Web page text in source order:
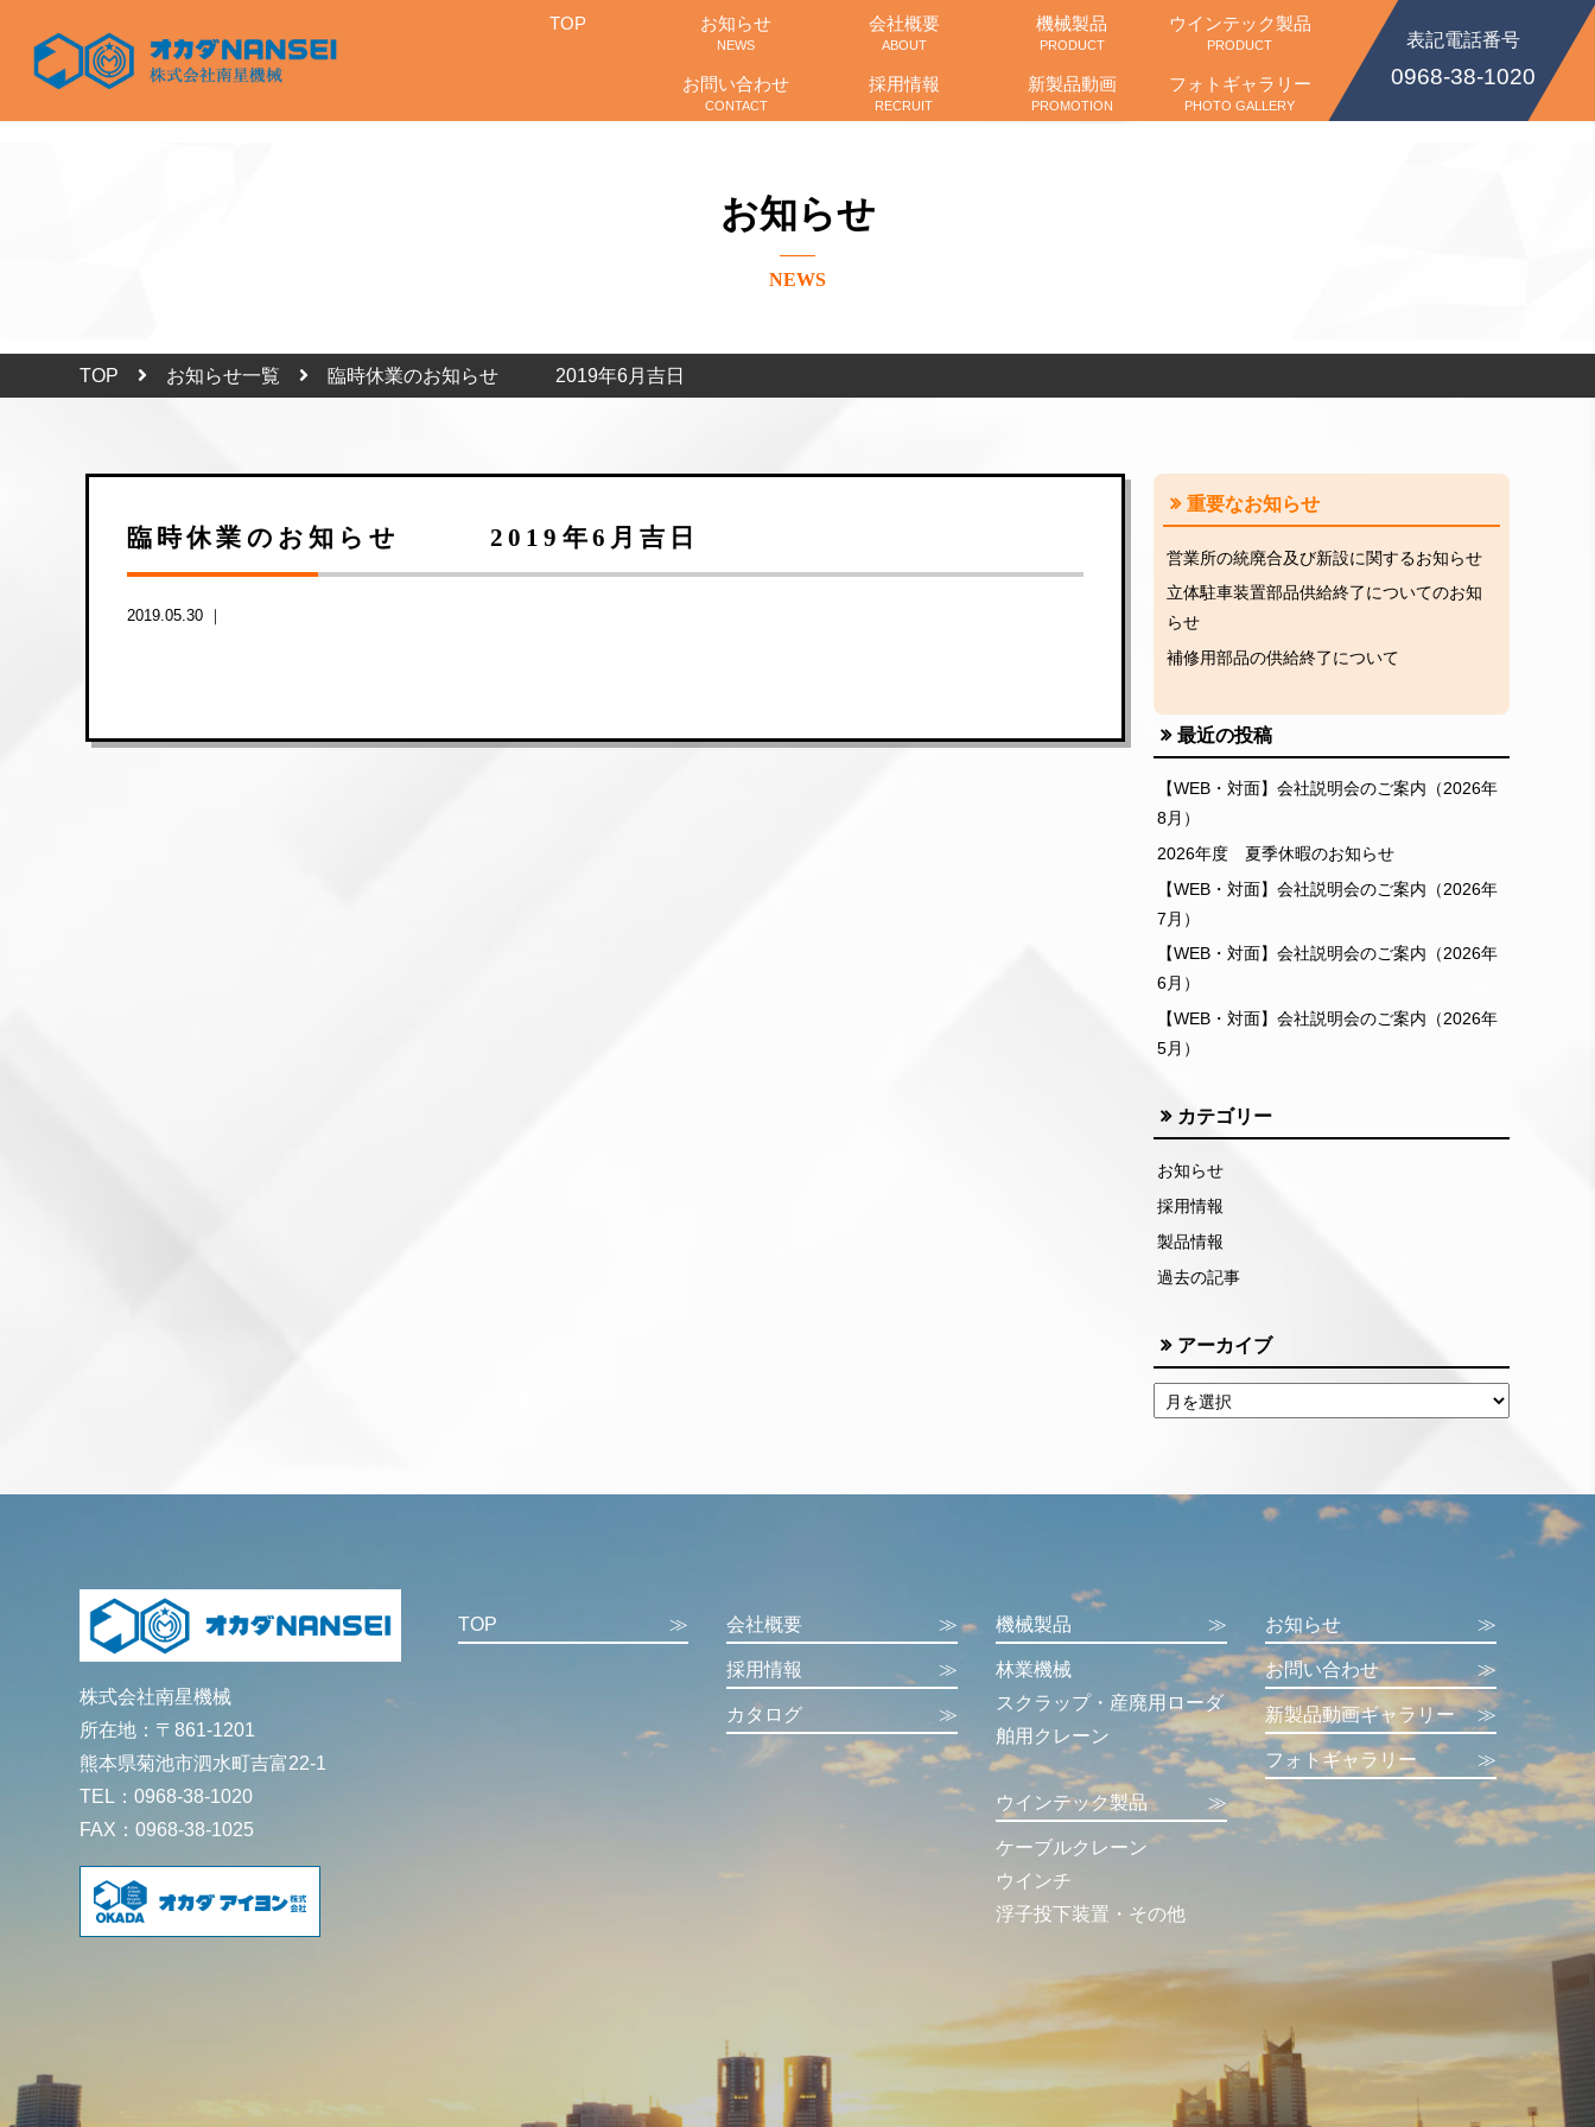
TOP お知らせ
NEWS
会社概要
ABOUT
機械製品
PRODUCT
ウインテック製品
PRODUCT
お問い合わせ
CONTACT
表記電話番号
0968-38-1020
採用情報
RECRUIT
新製品動画
PROMOTION
フォトギャラリー
PHOTO GALLERY
お知らせ
NEWS
TOP お知らせ一覧 臨時休業のお知らせ 2019年6月吉日
臨時休業のお知らせ 2019年6月吉日
2019.05.30 ｜
重要なお知らせ
営業所の統廃合及び新設に関するお知らせ
立体駐車装置部品供給終了についてのお知
らせ
補修用部品の供給終了について
最近の投稿
【WEB・対面】会社説明会のご案内（2026年
8月）
2026年度 夏季休暇のお知らせ
【WEB・対面】会社説明会のご案内（2026年
7月）
【WEB・対面】会社説明会のご案内（2026年
6月）
【WEB・対面】会社説明会のご案内（2026年
5月）
カテゴリー
お知らせ
採用情報
製品情報
過去の記事
アーカイブ
株式会社南星機械
所在地：〒861-1201
熊本県菊池市泗水町吉富22-1
TEL：0968-38-1020
FAX：0968-38-1025
TOP ≫ 会社概要 ≫
採用情報 ≫
カタログ ≫
機械製品 ≫
林業機械
スクラップ・産廃用ローダ
舶用クレーン
ウインテック製品 ≫
ケーブルクレーン
ウインチ
浮子投下装置・その他
お知らせ ≫
お問い合わせ ≫
新製品動画ギャラリー ≫
フォトギャラリー ≫